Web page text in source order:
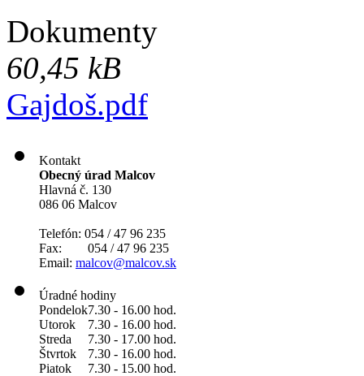
Dokumenty
60,45 kB
Gajdoš.pdf
Kontakt
Obecný úrad Malcov
Hlavná č. 130
086 06 Malcov
Telefón: 054 / 47 96 235
Fax: 054 / 47 96 235
Email: malcov@malcov.sk
Úradné hodiny
Pondelok7.30 - 16.00 hod.
Utorok
7.30 - 16.00 hod.
Streda
7.30 - 17.00 hod.
Štvrtok
7.30 - 16.00 hod.
Piatok
7.30 - 15.00 hod.